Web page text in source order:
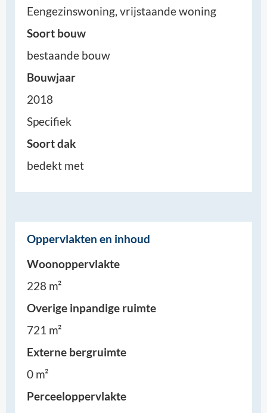
Eengezinswoning, vrijstaande woning
Soort bouw
bestaande bouw
Bouwjaar
2018
Specifiek
Soort dak
bedekt met
Oppervlakten en inhoud
Woonoppervlakte
228 m²
Overige inpandige ruimte
721 m²
Externe bergruimte
0 m²
Perceeloppervlakte